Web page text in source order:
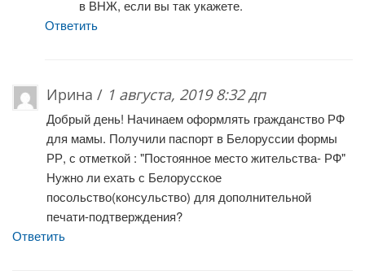
в ВНЖ, если вы так укажете.
Ответить
Ирина / 1 августа, 2019 8:32 дп
Добрый день! Начинаем оформлять гражданство РФ
для мамы. Получили паспорт в Белоруссии формы
РР, с отметкой : "Постоянное место жительства- РФ"
Нужно ли ехать с Белорусское
посольство(консульство) для дополнительной
печати-подтверждения?
Ответить